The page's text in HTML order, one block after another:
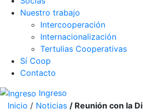
Nuestro trabajo
Intercooperación
Internacionalización
Tertulias Cooperativas
Sí Coop
Contacto
Ingreso
Inicio / Noticias / Reunión con la